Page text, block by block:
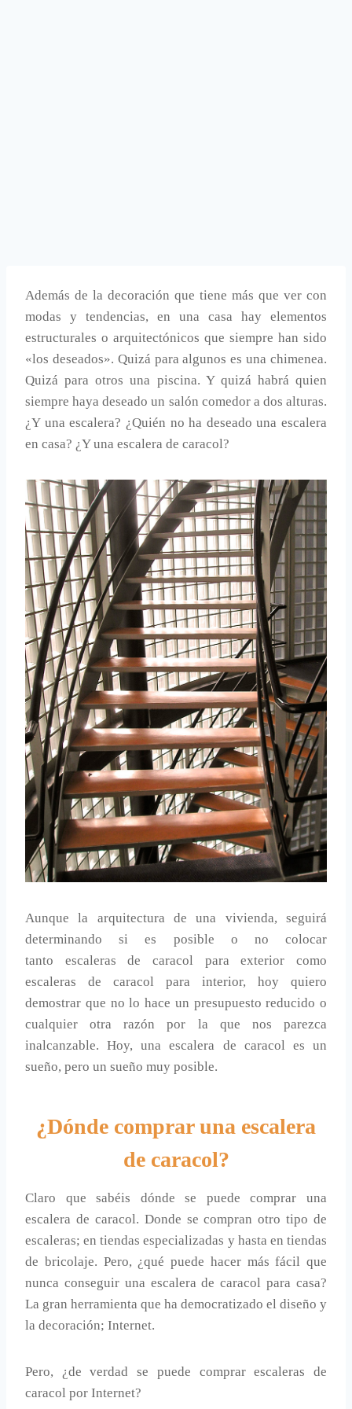
Además de la decoración que tiene más que ver con
modas y tendencias, en una casa hay elementos
estructurales o arquitectónicos que siempre han sido
«los deseados». Quizá para algunos es una chimenea.
Quizá para otros una piscina. Y quizá habrá quien
siempre haya deseado un salón comedor a dos alturas.
¿Y una escalera? ¿Quién no ha deseado una escalera
en casa? ¿Y una escalera de caracol?
Aunque la arquitectura de una vivienda, seguirá
determinando si es posible o no colocar
tanto escaleras de caracol para exterior como
escaleras de caracol para interior, hoy quiero
demostrar que no lo hace un presupuesto reducido o
cualquier otra razón por la que nos parezca
inalcanzable. Hoy, una escalera de caracol es un
sueño, pero un sueño muy posible.
¿Dónde comprar una escalera
de caracol?
Claro que sabéis dónde se puede comprar una
escalera de caracol. Donde se compran otro tipo de
escaleras; en tiendas especializadas y hasta en tiendas
de bricolaje. Pero, ¿qué puede hacer más fácil que
nunca conseguir una escalera de caracol para casa?
La gran herramienta que ha democratizado el diseño y
la decoración; Internet.
Pero, ¿de verdad se puede comprar escaleras de
caracol por Internet?